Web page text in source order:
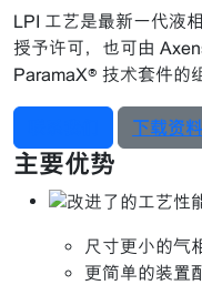
LPI 工艺是最新一代液
授予许可，也可由
ParamaX® 技术套件的
下载资
主要优势
尺寸更小的气
更简单的装置